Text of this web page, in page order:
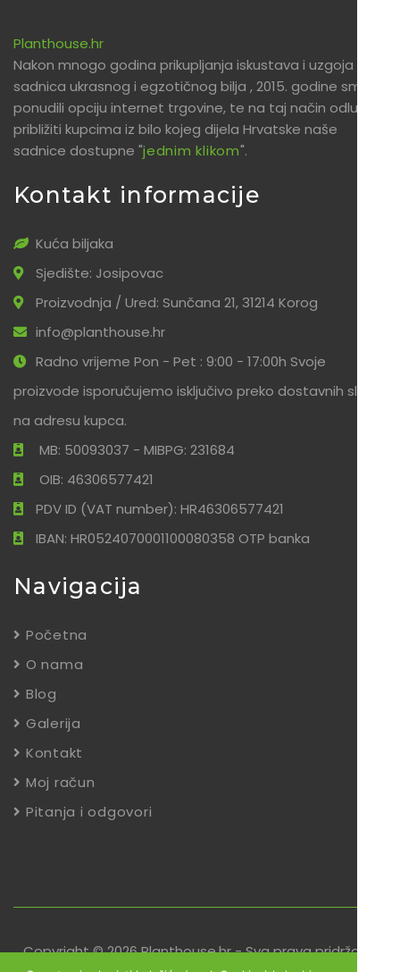
Planthouse.hr
Nakon mnogo godina prikupljanja iskustava i uzgoja
sadnica ukrasnog i egzotičnog bilja , 2015. godine smo
ponudili opciju internet trgovine, te na taj način odlučili
približiti kupcima iz bilo kojeg dijela Hrvatske naše
sadnice dostupne "jednim klikom".
Kontakt informacije
Kuća biljaka
Sjedište: Josipovac
Proizvodnja / Ured: Sunčana 21, 31214 Korog
info@planthouse.hr
Radno vrijeme Pon - Pet : 9:00 - 17:00h Svoje
proizvode isporučujemo isključivo preko dostavnih službi
na adresu kupca.
MB: 50093037 - MIBPG: 231684
OIB: 46306577421
PDV ID (VAT number): HR46306577421
IBAN: HR0524070001100080358 OTP banka
Navigacija
Početna
O nama
Blog
Galerija
Kontakt
Moj račun
Pitanja i odgovori
Copyright © 2026 Planthouse.hr - Sva prava pridržana